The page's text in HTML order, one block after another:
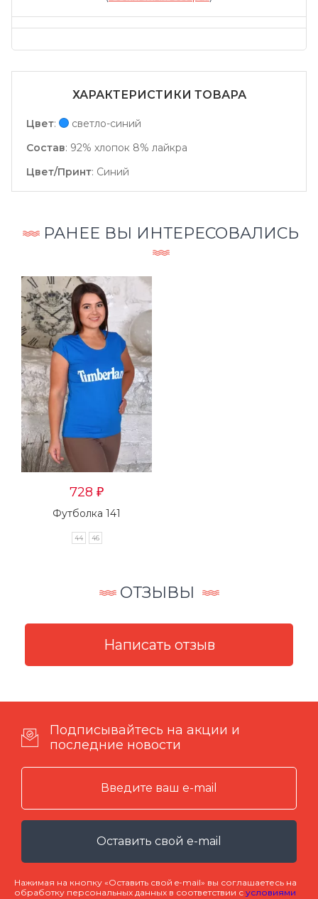
ХАРАКТЕРИСТИКИ ТОВАРА
Цвет:
светло-синий
Состав: 92% хлопок 8% лайкра
Цвет/Принт: Синий
РАНЕЕ ВЫ ИНТЕРЕСОВАЛИСЬ
728 ₽
Футболка 141
44 46
ОТЗЫВЫ
Подписывайтесь на акции и
последние новости
Оставить свой e-mail
Нажимая на кнопку «Оставить свой e-mail» вы соглашаетесь на
обработку персональных данных в соответствии с условиями